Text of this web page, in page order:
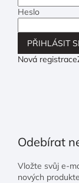
Heslo
PŘIHLÁSIT
Nová registrace
Odebírat
Vložte svůj e-
nových